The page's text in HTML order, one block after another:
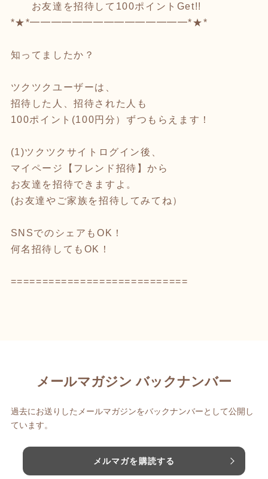
お友達を招待して100ポイントGet!!
*★*━━━━━━━━━━━━━━━*★*
知ってましたか？
ツクツクユーザーは、
招待した人、招待された人も
100ポイント(100円分）ずつもらえます！
(1)ツクツクサイトログイン後、
マイページ【フレンド招待】から
お友達を招待できますよ。
(お友達やご家族を招待してみてね）
SNSでのシェアもOK！
何名招待してもOK！
============================
メールマガジン バックナンバー
過去にお送りしたメールマガジンをバックナンバーとして公開し
ています。
メルマガを購読する